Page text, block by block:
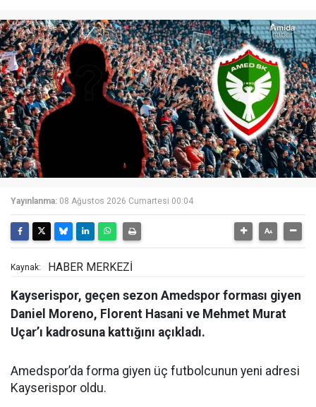
Yayınlanma: 08 Ağustos 2026 Cumartesi 00:04
Kaynak: HABER MERKEZİ
Kayserispor, geçen sezon Amedspor forması giyen
Daniel Moreno, Florent Hasani ve Mehmet Murat
Uçar’ı kadrosuna kattığını açıkladı.
Amedspor’da forma giyen üç futbolcunun yeni adresi
Kayserispor oldu.